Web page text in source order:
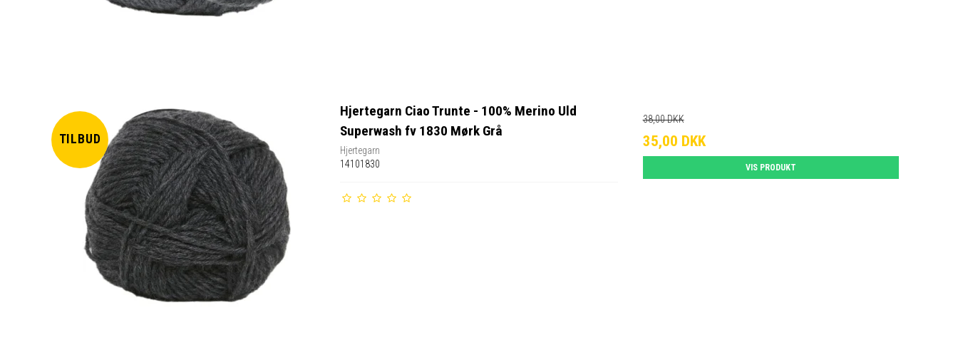
TILBUD
Hjertegarn Ciao Trunte - 100% Merino Uld
Superwash fv 1830 Mørk Grå
Hjertegarn
14101830
38,00 DKK
35,00 DKK
VIS PRODUKT